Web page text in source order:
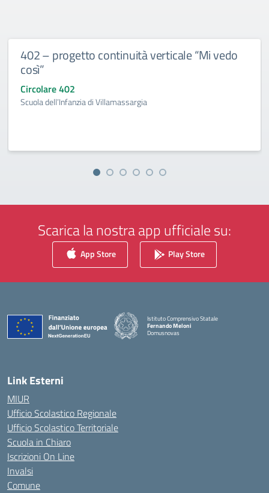
402 – progetto continuità verticale “Mi vedo
così”
Circolare 402
Scuola dell’Infanzia di Villamassargia
Scarica la nostra app ufficiale su:
App Store Play Store
Istituto Comprensivo Statale
Fernando Meloni
Domusnovas
Link Esterni
MIUR
Ufficio Scolastico Regionale
Ufficio Scolastico Territoriale
Scuola in Chiaro
Iscrizioni On Line
Invalsi
Comune